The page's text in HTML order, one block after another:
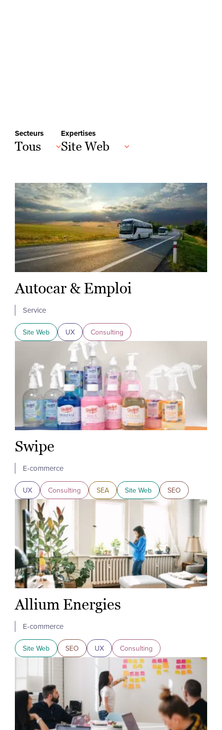
Secteurs
Tous
Expertises
Site Web
Autocar & Emploi
Service
Site Web UX Consulting
Swipe
E-commerce
UX Consulting SEA Site Web SEO
Allium Energies
E-commerce
Site Web SEO UX Consulting